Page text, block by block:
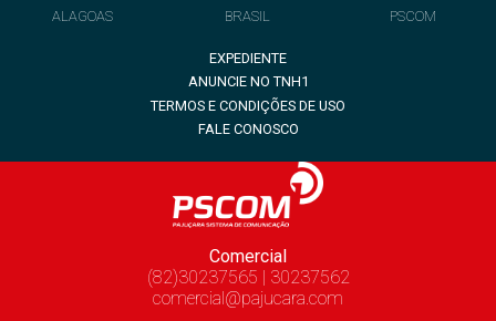
ALAGOAS
BRASIL
PSCOM
EXPEDIENTE
ANUNCIE NO TNH1
TERMOS E CONDIÇÕES DE USO
FALE CONOSCO
Comercial
(82)30237565 | 30237562
comercial@pajucara.com